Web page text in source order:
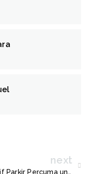
next
Inisiatif Parkir Percuma untuk Warga Emas